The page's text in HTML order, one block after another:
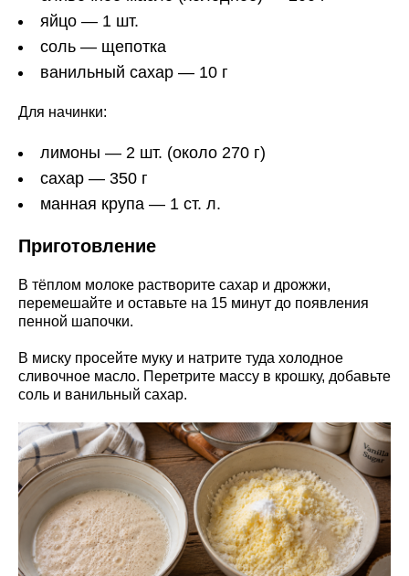
яйцо — 1 шт.
соль — щепотка
ванильный сахар — 10 г
Для начинки:
лимоны — 2 шт. (около 270 г)
сахар — 350 г
манная крупа — 1 ст. л.
Приготовление
В тёплом молоке растворите сахар и дрожжи,
перемешайте и оставьте на 15 минут до появления
пенной шапочки.
В миску просейте муку и натрите туда холодное
сливочное масло. Перетрите массу в крошку, добавьте
соль и ванильный сахар.